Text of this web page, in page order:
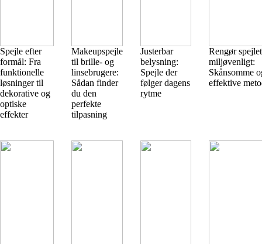
Spejle efter
formål: Fra
funktionelle
løsninger til
dekorative og
optiske
effekter
Makeupspejle
til brille- og
linsebrugere:
Sådan finder
du den
perfekte
tilpasning
Justerbar
belysning:
Spejle der
følger dagens
rytme
Rengør spejlet
miljøvenligt:
Skånsomme
effektive